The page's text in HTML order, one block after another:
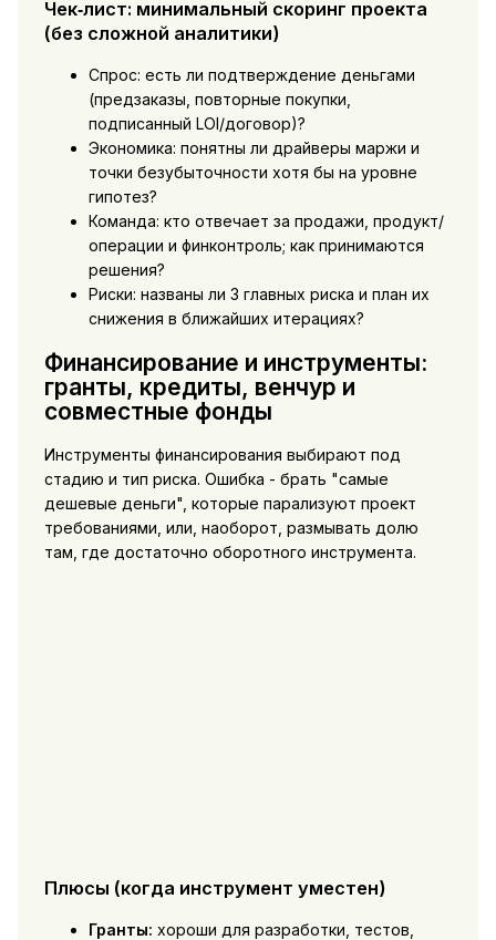
Чек‑лист: минимальный скоринг проекта
(без сложной аналитики)
Спрос: есть ли подтверждение деньгами
(предзаказы, повторные покупки,
подписанный LOI/договор)?
Экономика: понятны ли драйверы маржи и
точки безубыточности хотя бы на уровне
гипотез?
Команда: кто отвечает за продажи, продукт/
операции и финконтроль; как принимаются
решения?
Риски: названы ли 3 главных риска и план их
снижения в ближайших итерациях?
Финансирование и инструменты:
гранты, кредиты, венчур и
совместные фонды
Инструменты финансирования выбирают под
стадию и тип риска. Ошибка - брать "самые
дешевые деньги", которые парализуют проект
требованиями, или, наоборот, размывать долю
там, где достаточно оборотного инструмента.
Плюсы (когда инструмент уместен)
Гранты: хороши для разработки, тестов,